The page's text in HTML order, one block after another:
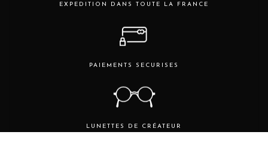
EXPEDITION DANS TOUTE LA FRANCE
PAIEMENTS SECURISES
LUNETTES DE CRÉATEUR